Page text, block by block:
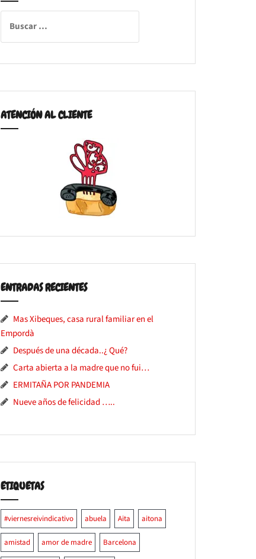
ATENCIÓN AL CLIENTE
ENTRADAS RECIENTES
Mas Xibeques, casa rural familiar en el
Empordà
Después de una década..¿ Qué?
Carta abierta a la madre que no fui…
ERMITAÑA POR PANDEMIA
Nueve años de felicidad …..
ETIQUETAS
#viernesreivindicativo abuela Aita aitona
amistad amor de madre Barcelona